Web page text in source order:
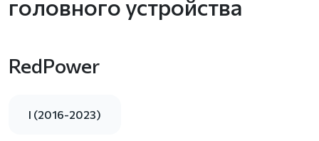
головного устройства
RedPower
I (2016-2023)